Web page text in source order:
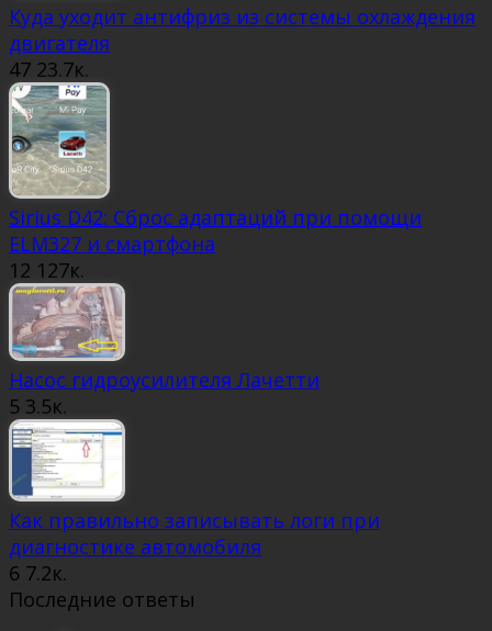
Куда уходит антифриз из системы охлаждения
двигателя
47 23.7к.
Sirius D42: Сброс адаптаций при помощи
ELM327 и смартфона
12 127к.
Насос гидроусилителя Лачетти
5 3.5к.
Как правильно записывать логи при
диагностике автомобиля
6 7.2к.
Последние ответы